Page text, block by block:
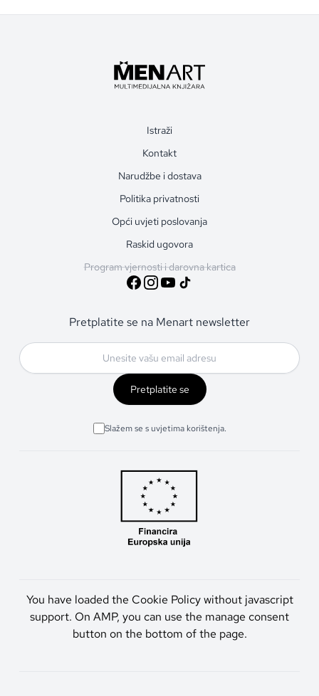
Istraži
Kontakt
Narudžbe i dostava
Politika privatnosti
Opći uvjeti poslovanja
Raskid ugovora
Program vjernosti i darovna kartica
Pretplatite se na Menart newsletter
Pretplatite se
Slažem se s uvjetima korištenja.
You have loaded the Cookie Policy without javascript
support. On AMP, you can use the manage consent
button on the bottom of the page.